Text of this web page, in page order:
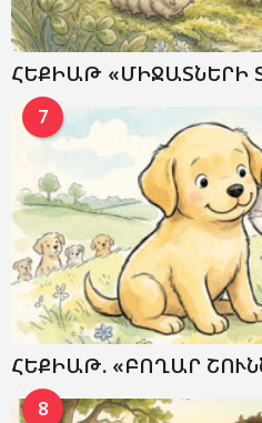
ՀԵՔԻԱԹ «ՄԻՋԱՏՆԵՐԻ
7
ՀԵՔԻԱԹ. «ԲՈՂԱՐ
8